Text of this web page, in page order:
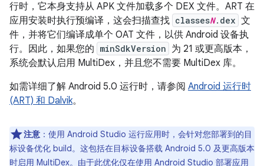
行时，它本身支持从 APK 文件加载多个 DEX 文件。ART 在
应用安装时执行预编译，这会扫描查找 classesN.dex 文
件，并将它们编译成单个 OAT 文件，以供 Android 设备执
行。因此，如果您的 minSdkVersion 为 21 或更高版本，
系统会默认启用 MultiDex，并且您不需要 MultiDex 库。
如需详细了解 Android 5.0 运行时，请参阅 Android 运行时
(ART) 和 Dalvik。
注意 ：使用 Android Studio 运行应用时，会针对您部署到的目
标设备优化 build。这包括在目标设备搭载 Android 5.0 及更高版本
时启用 MultiDex。由于此优化仅在使用 Android Studio 部署应用